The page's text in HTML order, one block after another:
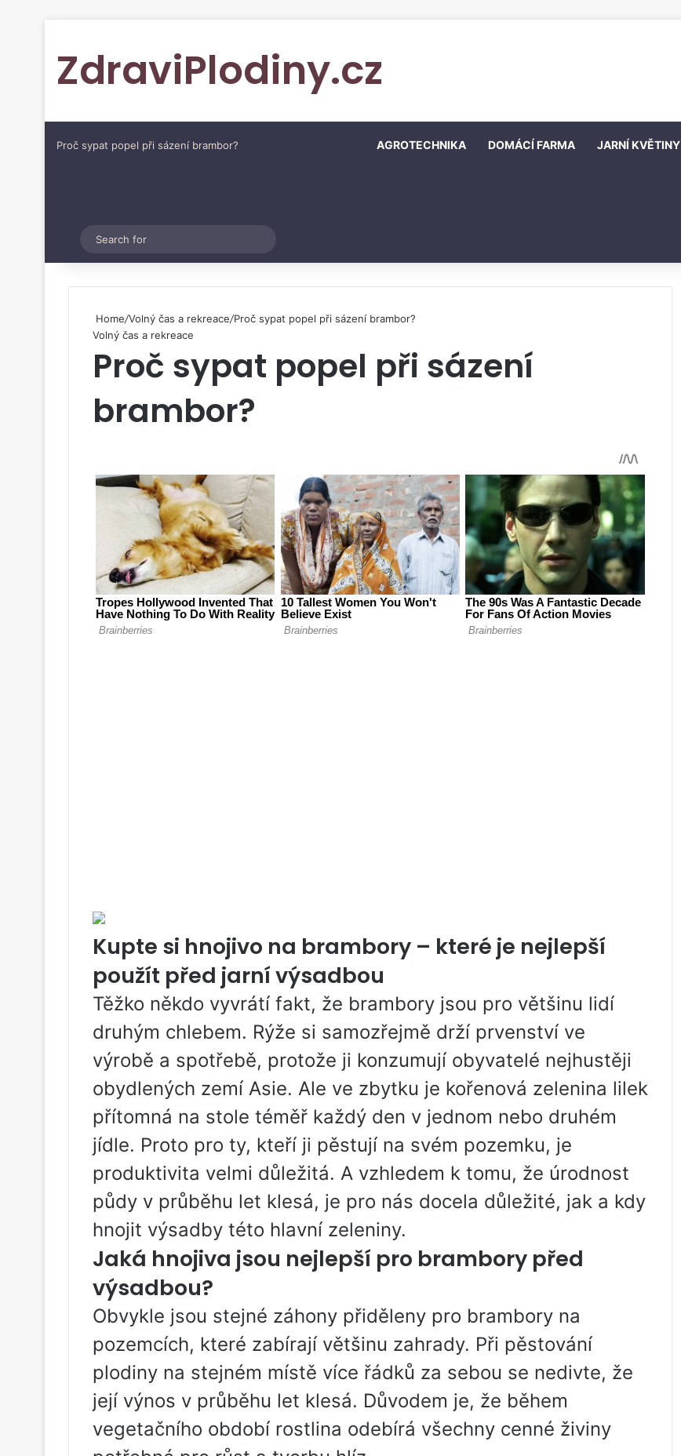
ZdraviPlodiny.cz
Proč sypat popel při sázení brambor? AGROTECHNIKA DOMÁCÍ FARMA JARNÍ KVĚTINY
Switch skin
for
Home/Volný čas a rekreace/Proč sypat popel při sázení brambor?
Volný čas a rekreace
Proč sypat popel při sázení
brambor?
Kupte si hnojivo na brambory – které je nejlepší
použít před jarní výsadbou
Těžko někdo vyvrátí fakt, že brambory jsou pro většinu lidí
druhým chlebem. Rýže si samozřejmě drží prvenství ve
výrobě a spotřebě, protože ji konzumují obyvatelé nejhustěji
obydlených zemí Asie. Ale ve zbytku je kořenová zelenina lilek
přítomná na stole téměř každý den v jednom nebo druhém
jídle. Proto pro ty, kteří ji pěstují na svém pozemku, je
produktivita velmi důležitá. A vzhledem k tomu, že úrodnost
půdy v průběhu let klesá, je pro nás docela důležité, jak a kdy
hnojit výsadby této hlavní zeleniny.
Jaká hnojiva jsou nejlepší pro brambory před
výsadbou?
Obvykle jsou stejné záhony přiděleny pro brambory na
pozemcích, které zabírají většinu zahrady. Při pěstování
plodiny na stejném místě více řádků za sebou se nedivte, že
její výnos v průběhu let klesá. Důvodem je, že během
vegetačního období rostlina odebírá všechny cenné živiny